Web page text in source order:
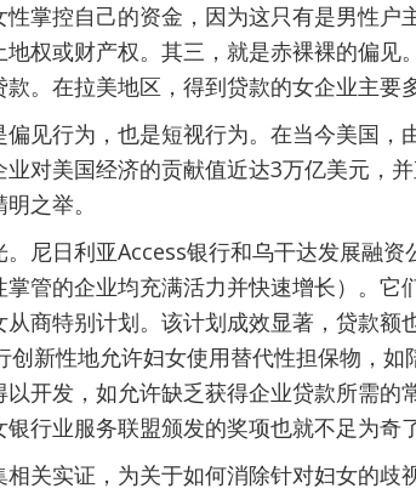
掌控自己的资金，因为这只有是男性户
权或财产权。其三，就是赤裸裸的偏见
。在拉美地区，得到贷款的女企业主要
见行为，也是短视行为。在当今美国，
对美国经济的贡献值近达3万亿美元，
之举。
尼日利亚Access银行和乌干达发展融
管的企业均充满活力并快速增长）。
商特别计划。该计划成效显著，贷款额
创新性地允许妇女使用替代性担保物，
开发，如允许缺乏获得企业贷款所需
行业服务联盟颁发的奖项也就不足为奇了
相关实证，为关于如何消除针对妇女的歧